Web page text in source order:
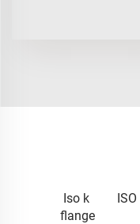
Iso k
flange